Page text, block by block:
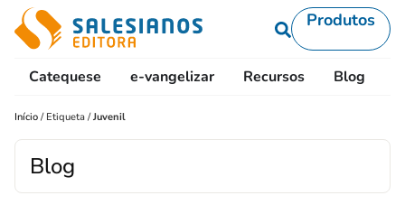
Produtos
Catequese e-vangelizar Recursos Blog
Início / Etiqueta /Juvenil
Blog